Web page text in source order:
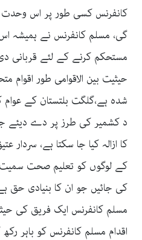
کانفرنس کسی طور پر اس
گی، مسلم کانفرنس نے ہمیشہ
مستحکم کرنے کے لئے قربانی
حیثیت بین الاقوامی طور اقوام
شدہ ہے،گلگت بلتستان کے عوام
د کشمیر کی طرز پر دے دیئے
کا ازالہ کیا جا سکتا ہے، سردار
کے لوگوں کو تعلیم صحت سمیت
کی جائیں جو ان کا بنیادی حق
مسلم کانفرنس ایک فریق کی
اقدام مسلم کانفرنس کو باہر رکھ